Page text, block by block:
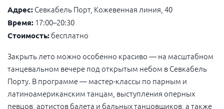
Адрес: Севкабель Порт, Кожевенная линия, 40
Время: 17:00–20:30
Стоимость: бесплатно
Закрыть лето можно особенно красиво — на масштабном
танцевальном вечере под открытым небом в Севкабель
Порту. В программе — мастер-классы по парным и
латиноамериканским танцам, выступления оперных
певцов, артистов балета и бальных танцовщиков, а также